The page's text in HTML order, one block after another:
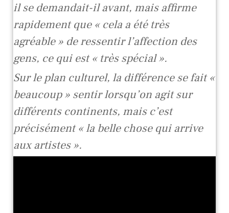
il se demandait-il avant, mais affirme
rapidement que « cela a été très
agréable » de ressentir l’affection des
gens, ce qui est « très spécial ».
Sur le plan culturel, la différence se fait «
beaucoup » sentir lorsqu’on agit sur
différents continents, mais c’est
précisément « la belle chose qui arrive
aux artistes ».